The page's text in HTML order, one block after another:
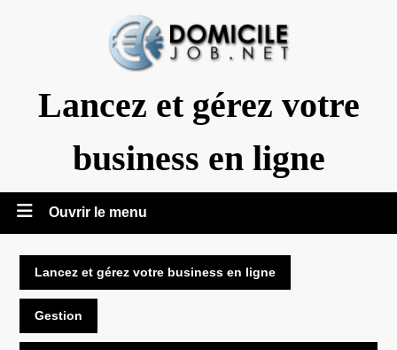
Lancez et gérez votre
business en ligne
Ouvrir le menu
le
menu
Lancez et gérez votre business en ligne
Gestion